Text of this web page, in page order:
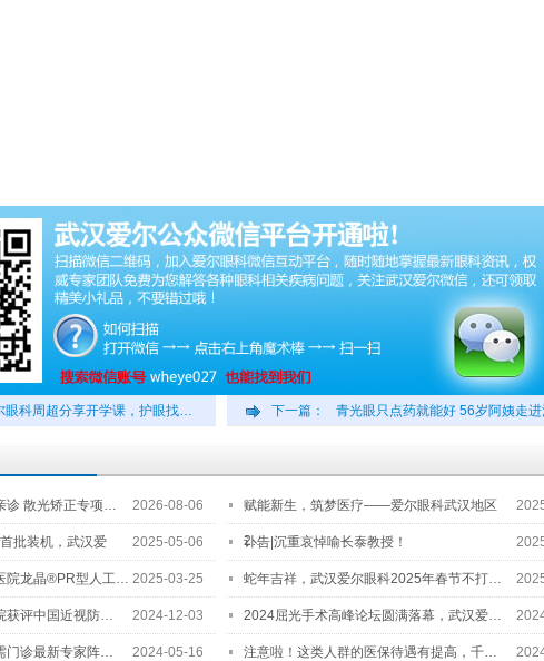
眼科周超分享开学课，护眼找… 下一篇： 青光眼只点药就能好 56岁阿姨走
诊 散光矫正专项… 2026-08-06 赋能新生，筑梦医疗——爱尔眼科武汉地区
2…
批装机，武汉爱 2025-05-06 讣告|沉重哀悼喻长泰教授！
院龙晶®PR型人工… 2025-03-25 蛇年吉祥，武汉爱尔眼科2025年春节不打…
获评中国近视防… 2024-12-03 2024屈光手术高峰论坛圆满落幕，武汉爱…
门诊最新专家阵… 2024-05-16 注意啦！这类人群的医保待遇有提高，千…